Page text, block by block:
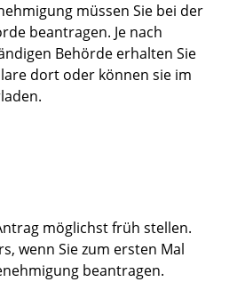
müssen Sie bei der
beantragen. Je nach
Behörde erhalten Sie
dort oder können sie im
möglichst früh stellen.
wenn Sie zum ersten Mal
beantragen.